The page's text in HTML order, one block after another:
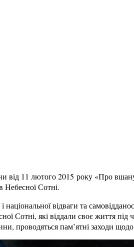
11 лютого 2015 року «Про
Небесної Сотні.
відваги та
Сотні, які віддали своє життя
проводяться пам’ятні заходи